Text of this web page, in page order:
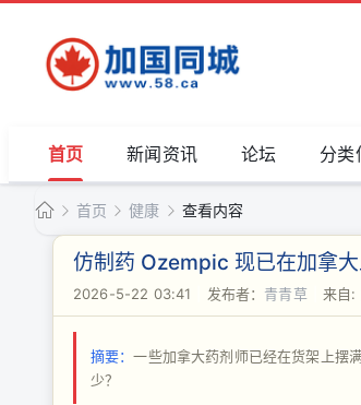
首页 新闻资讯 论坛 分类
加
首页
›
健康
›
查看内容
仿制药 Ozempic 现已在加拿大
2026-5-22 03:41 发布者： 青青草 来自:
摘要：一些加拿大药剂师已经在货架上摆
少？